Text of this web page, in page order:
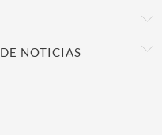
NOTICIAS